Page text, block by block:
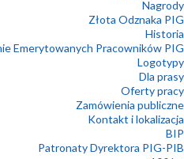
Nagrody
Złota Odznaka PIG
Historia
Emerytowanych Pracowników PIG
Logotypy
Dla prasy
Oferty pracy
Zamówienia publiczne
Kontakt i lokalizacja
BIP
Patronaty Dyrektora PIG-PIB